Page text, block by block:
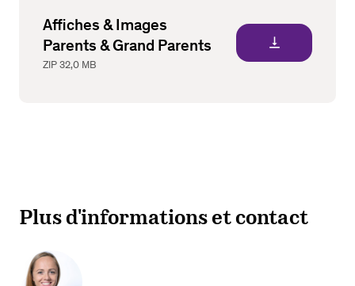
Affiches & Images
Parents & Grand Parents
ZIP 32,0 MB
vertical_align_bottom
Plus d'informations et contact